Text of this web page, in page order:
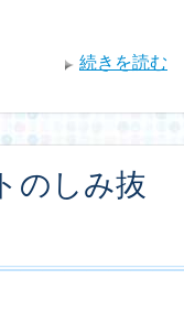
続きを読む
のしみ抜